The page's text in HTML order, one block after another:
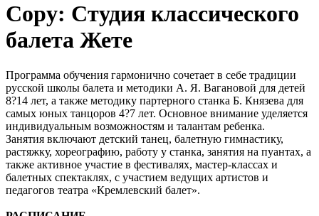
Copy: Студия классического
балета Жете
Программа обучения гармонично сочетает в себе традиции
русской школы балета и методики А. Я. Вагановой для детей
8?14 лет, а также методику партерного станка Б. Князева для
самых юных танцоров 4?7 лет. Основное внимание уделяется
индивидуальным возможностям и талантам ребенка.
Занятия включают детский танец, балетную гимнастику,
растяжку, хореографию, работу у станка, занятия на пуантах, а
также активное участие в фестивалях, мастер-классах и
балетных спектаклях, с участием ведущих артистов и
педагогов театра «Кремлевский балет».